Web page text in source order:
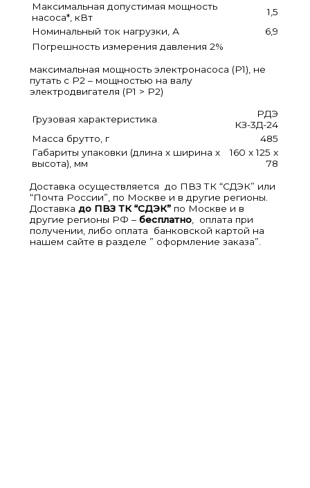
Максимальная допустимая мощность
насоса*, кВт
1,5
Номинальный ток нагрузки, А
6,9
Погрешность измерения давления 2%
максимальная мощность электронасоса (P1), не
путать с P2 – мощностью на валу
электродвигателя (P1 > P2)
Грузовая характеристика
РДЭ
КЗ-3Д-24
Масса брутто, г
485
Габариты упаковки (длина х ширина х
высота), мм
160 x 125 x
78
Доставка осуществляется до ПВЗ ТК “СДЭК” или
“Почта России”, по Москве и в другие регионы.
Доставка до ПВЗ ТК “СДЭК”по Москве и в
другие регионы РФ – бесплатно, оплата при
получении, либо оплата банковской картой на
нашем сайте в разделе ” оформление заказа”.